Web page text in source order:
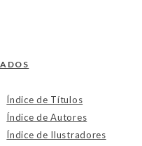
Índice de Títulos
Índice de Autores
Índice de Ilustradores